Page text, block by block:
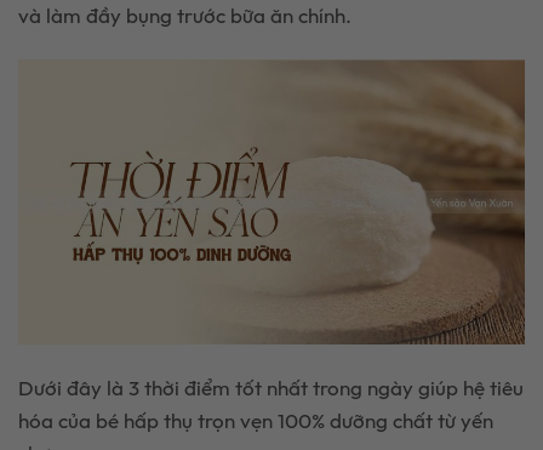
và làm đầy bụng trước bữa ăn chính.
Dưới đây là 3 thời điểm tốt nhất trong ngày giúp hệ tiêu
hóa của bé hấp thụ trọn vẹn 100% dưỡng chất từ yến